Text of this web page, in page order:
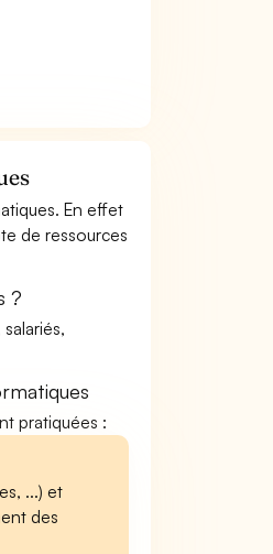
En effet
de ressources
?
pratiquées :
...) et
des